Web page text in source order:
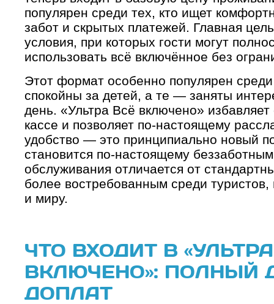
популярен среди тех, кто ищет
забот и скрытых платежей. Главная
условия, при которых гости могут
использовать всё включённое без
Этот формат особенно популярен
спокойны за детей, а те — заняты
день. «Ультра Всё включено»
кассе и позволяет по-настоящему
удобство — это принципиально новый
становится по-настоящему
обслуживания отличается от
более востребованным среди
и миру.
ЧТО ВХОДИТ В
ВКЛЮЧЕНО»: ПОЛНЫЙ
ДОПЛАТ